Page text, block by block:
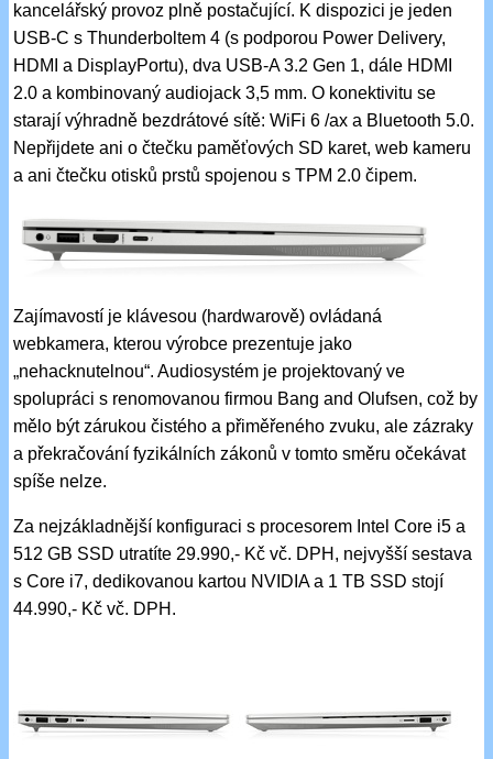
kancelářský provoz plně postačující. K dispozici je jeden
USB-C s Thunderboltem 4 (s podporou Power Delivery,
HDMI a DisplayPortu), dva USB-A 3.2 Gen 1, dále HDMI
2.0 a kombinovaný audiojack 3,5 mm. O konektivitu se
starají výhradně bezdrátové sítě: WiFi 6 /ax a Bluetooth 5.0.
Nepřijdete ani o čtečku paměťových SD karet, web kameru
a ani čtečku otisků prstů spojenou s TPM 2.0 čipem.
Zajímavostí je klávesou (hardwarově) ovládaná
webkamera, kterou výrobce prezentuje jako
„nehacknutelnou“. Audiosystém je projektovaný ve
spolupráci s renomovanou firmou Bang and Olufsen, což by
mělo být zárukou čistého a přiměřeného zvuku, ale zázraky
a překračování fyzikálních zákonů v tomto směru očekávat
spíše nelze.
Za nejzákladnější konfiguraci s procesorem Intel Core i5 a
512 GB SSD utratíte 29.990,- Kč vč. DPH, nejvyšší sestava
s Core i7, dedikovanou kartou NVIDIA a 1 TB SSD stojí
44.990,- Kč vč. DPH.